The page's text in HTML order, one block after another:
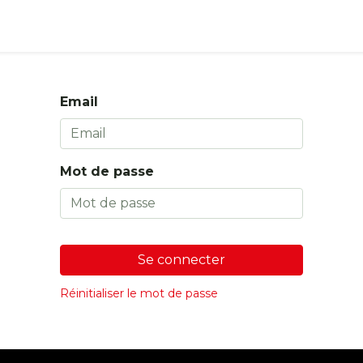
Email
Mot de passe
Se connecter
Réinitialiser le mot de passe